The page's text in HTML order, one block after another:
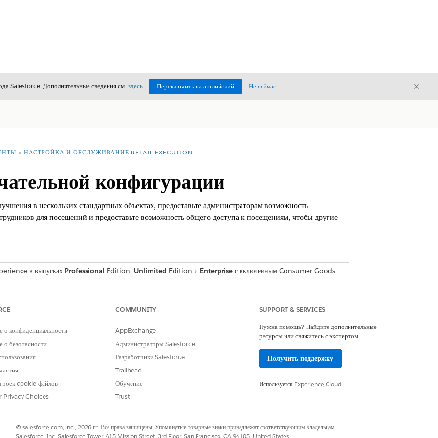
Salesforce. Дополнительные сведения см. здесь. Переключить на английский Не сейчас
НАСТРОЙКА И ОБСЛУЖИВАНИЕ RETAIL EXECUTION
конфигурации
в нескольких стандартных объектах, предоставьте администраторам возможность
для посещений и предоставьте возможность общего доступа к посещениям, чтобы другие
в выпусках Professional Edition, Unlimited Edition и Enterpriseс включенным Consumer Goods
вручную, добавив значения раскрывающегося списка к раскрывающемуся списку «Тип задачи».
вручную, добавив значения раскрывающегося списка к раскрывающемуся списку «Тип события».
актива, добавив значения раскрывающегося списка к раскрывающемуся списку «Статус актива».
для использования в мобильном приложении. Синхронизировать объекты с мобильными устройствами
мобильные поля к наборам полей.
записям объектов Consumer Goods Cloud, используя механизмы общего доступа платформы Salesforce,
о конфиденциальности
о безопасности
cookie-файлов
Privacy Choices
COMMUNITY
AppExchange
Администраторы Salesforce
Разработчики Salesforce
Trailhead
Обучение
Trust
SUPPORT & SERVICES
Нужна помощь? Найдите дополнительные
ресурсы или свяжитесь с экспертом.
Получить поддержку
Используется Experience Cloud
© salesforce.com, inc., 2026 гг. Все права защищены. Упомянутые товарные знаки принадлежат соответствующим владельцам.
Salesforce, Inc. Salesforce Tower, 415 Mission Street, 3rd Floor, San Francisco, CA 94105, United States